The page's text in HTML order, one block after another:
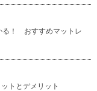
る！ おすすめマットレ
トとデメリット